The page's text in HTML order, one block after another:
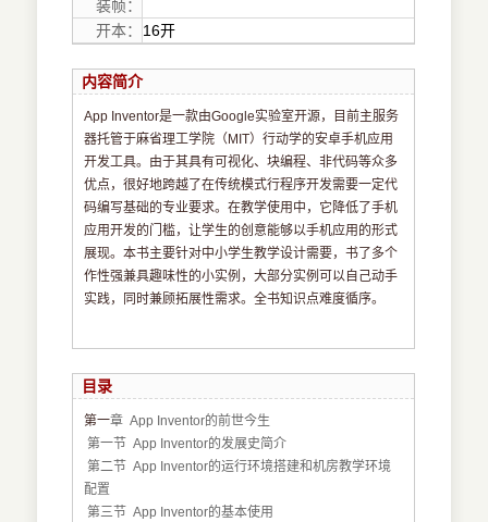
装帧：
开本： 16开
内容简介
App Inventor是一款由Google实验室开源，目前主服务
器托管于麻省理工学院（MIT）行动学的安卓手机应用
开发工具。由于其具有可视化、块编程、非代码等众多
优点，很好地跨越了在传统模式行程序开发需要一定代
码编写基础的专业要求。在教学使用中，它降低了手机
应用开发的门槛，让学生的创意能够以手机应用的形式
展现。本书主要针对中小学生教学设计需要，书了多个
作性强兼具趣味性的小实例，大部分实例可以自己动手
实践，同时兼顾拓展性需求。全书知识点难度循序。
目录
第一章 App Inventor的前世今生
第一节 App Inventor的发展史简介
第二节 App Inventor的运行环境搭建和机房教学环境
配置
第三节 App Inventor的基本使用